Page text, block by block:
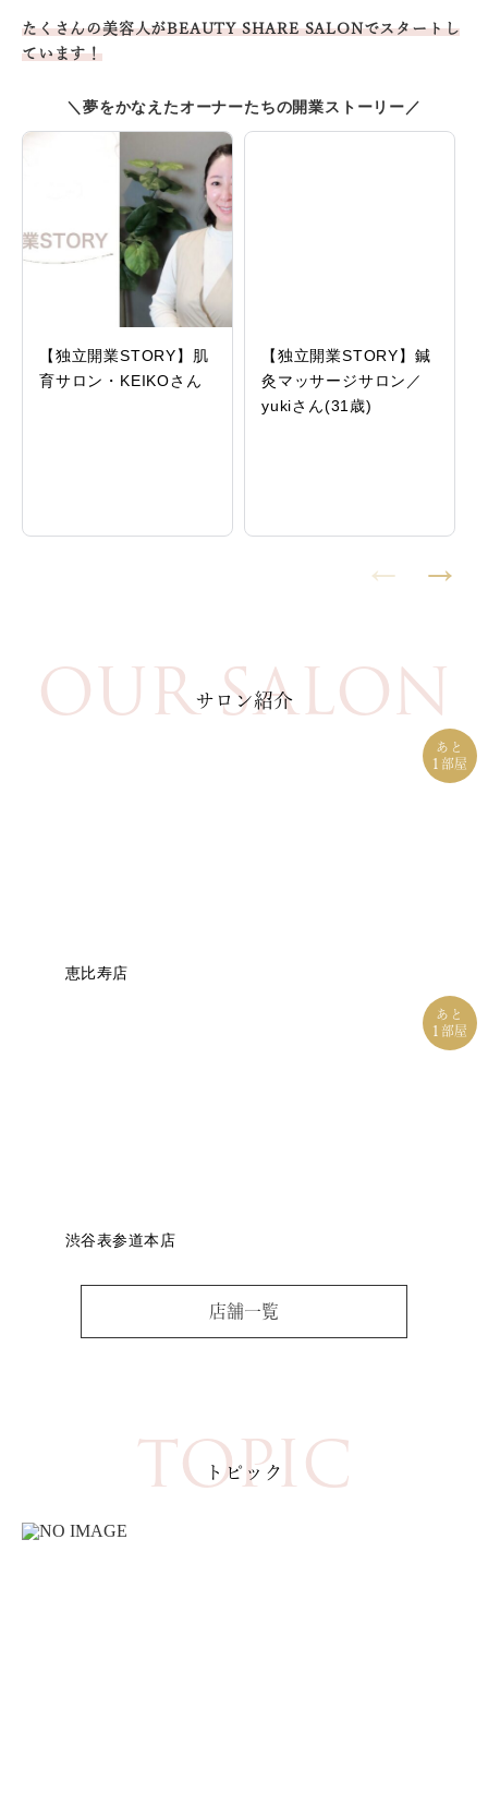
＼夢をかなえたオーナーたちの開業ストーリー／
【独立開業STORY】肌
育サロン・KEIKOさん
【独立開業STORY】鍼
灸マッサージサロン／
yukiさん(31歳)
たくさんの美容人がBEAUTY SHARE SALONでスタートし
ています！
OUR SALON
サロン紹介
あと
1 部屋
恵比寿店
あと
1 部屋
渋谷表参道本店
店舗一覧
TOPIC
トピック